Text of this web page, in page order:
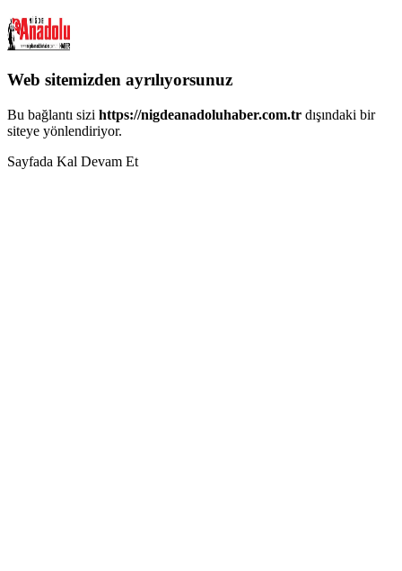
Web sitemizden ayrılıyorsunuz
Bu bağlantı sizi https://nigdeanadoluhaber.com.tr dışındaki bir
siteye yönlendiriyor.
Sayfada Kal Devam Et